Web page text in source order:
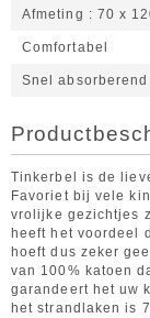
Afmeting 70 x
Comfortabel
Snel absorberend
Tinkerbel is de
Favoriet bij vele
vrolijke gezichtjes
heeft het voordeel
hoeft dus zeker
van 100% katoen
garandeert het uw
het strandlaken is